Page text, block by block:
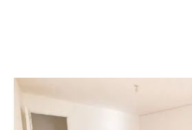
NANTES 44
83,10 m
, 4 pièces
Ref : 643